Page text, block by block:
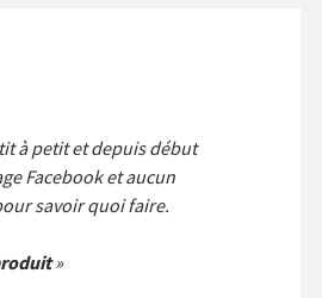
à petit et depuis début
Facebook et aucun
savoir quoi faire.